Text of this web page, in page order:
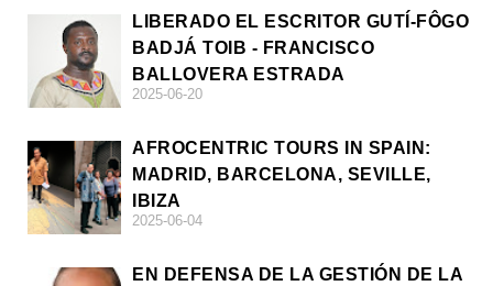
LIBERADO EL ESCRITOR GUTÍ-FÔGO
BADJÁ TOIB - FRANCISCO
BALLOVERA ESTRADA
2025-06-20
AFROCENTRIC TOURS IN SPAIN:
MADRID, BARCELONA, SEVILLE,
IBIZA
2025-06-04
EN DEFENSA DE LA GESTIÓN DE LA